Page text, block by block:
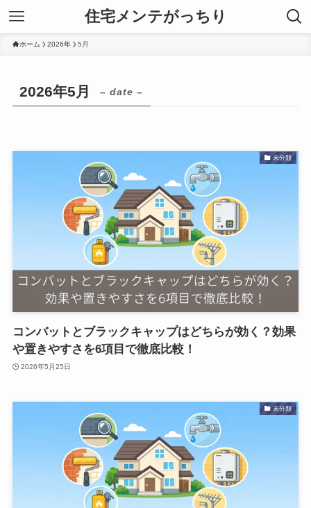
住宅メンテがっちり
ホーム 2026年 5月
2026年5月 – date –
未分類
コンバットとブラックキャップはどちらが効く？効果
や置きやすさを6項目で徹底比較！
2026年5月25日
未分類